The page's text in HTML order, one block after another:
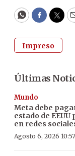
WhatsApp
Impreso
Últimas
Mundo
Meta debe
estado de
en redes
Agosto 6, 2026